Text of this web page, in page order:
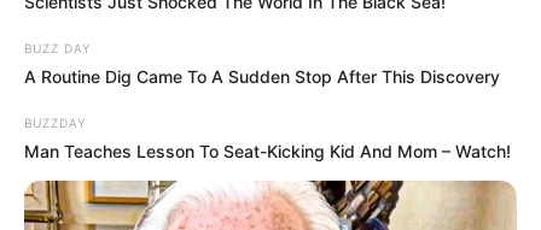
BUZZ DAY
A Routine Dig Came To A Sudden Stop After This Discovery
BUZZDAY
Man Teaches Lesson To Seat-Kicking Kid And Mom – Watch!